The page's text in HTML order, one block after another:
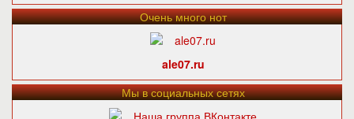
Очень много нот
ale07.ru
Мы в социальных сетях